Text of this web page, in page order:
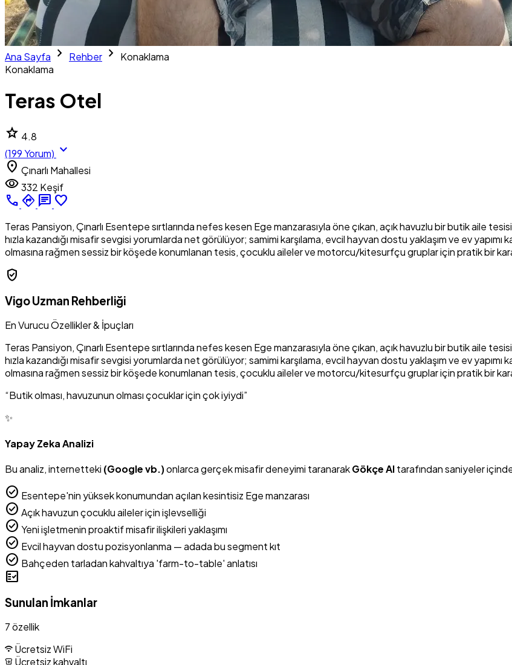
Ana Sayfa chevron_right Rehber chevron_right Konaklama
Konaklama
Teras Otel
star 4.8
(199 Yorum) expand_more
location_on Çınarlı Mahallesi
visibility332 Keşif
call directions chat favorite_border
Teras Pansiyon, Çınarlı Esentepe sırtlarında nefes kesen Ege manzarasıyla öne çıkan, açık havuzlu bir butik aile
hızla kazandığı misafir sevgisi yorumlarda net görülüyor; samimi karşılama, evcil hayvan dostu yaklaşım ve ev
olmasına rağmen sessiz bir köşede konumlanan tesis, çocuklu aileler ve motorcu/kitesurfçu gruplar için pratik bir
verified_user
Vigo Uzman Rehberliği
En Vurucu Özellikler & İpuçları
Teras Pansiyon, Çınarlı Esentepe sırtlarında nefes kesen Ege manzarasıyla öne çıkan, açık havuzlu bir butik aile
hızla kazandığı misafir sevgisi yorumlarda net görülüyor; samimi karşılama, evcil hayvan dostu yaklaşım ve ev
olmasına rağmen sessiz bir köşede konumlanan tesis, çocuklu aileler ve motorcu/kitesurfçu gruplar için pratik bir
“Butik olması, havuzunun olması çocuklar için çok iyiydi”
✨
Yapay Zeka Analizi
Bu analiz, internetteki (Google vb.)onlarca gerçek misafir deneyimi taranarakGökçe AItarafından saniyeler
check_circle Esentepe'nin yüksek konumundan açılan kesintisiz Ege manzarası
check_circle Açık havuzun çocuklu aileler için işlevselliği
check_circle Yeni işletmenin proaktif misafir ilişkileri yaklaşımı
check_circle Evcil hayvan dostu pozisyonlanma — adada bu segment kıt
check_circle Bahçeden tarladan kahvaltıya 'farm-to-table' anlatısı
fact_check
Sunulan İmkanlar
7 özellik
wifi Ücretsiz WiFi
breakfast_dining Ücretsiz kahvaltı